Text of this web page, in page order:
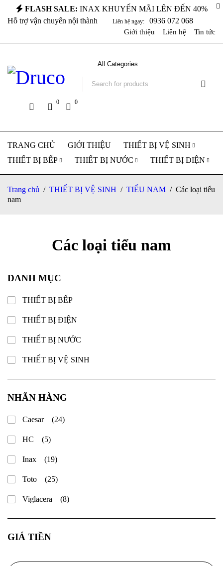
Liên hệ ngay: 0936 072 068
Hỗ trợ vận chuyển nội thành
FLASH SALE: INAX KHUYẾN MÃI LÊN ĐẾN 40%
Giới thiệu Liên hệ Tin tức
0 0
TRANG CHỦ GIỚI THIỆU
THIẾT BỊ VỆ SINH
THIẾT BỊ BẾP
THIẾT BỊ NƯỚC THIẾT BỊ ĐIỆN
Các loại tiểu nam
Trang chủ / THIẾT BỊ VỆ SINH / TIỂU NAM / Các loại tiểu
nam
DANH MỤC
THIẾT BỊ BẾP
THIẾT BỊ ĐIỆN
THIẾT BỊ NƯỚC
THIẾT BỊ VỆ SINH
NHÃN HÀNG
Caesar (24)
HC (5)
Inax (19)
Toto (25)
Viglacera (8)
GIÁ TIỀN